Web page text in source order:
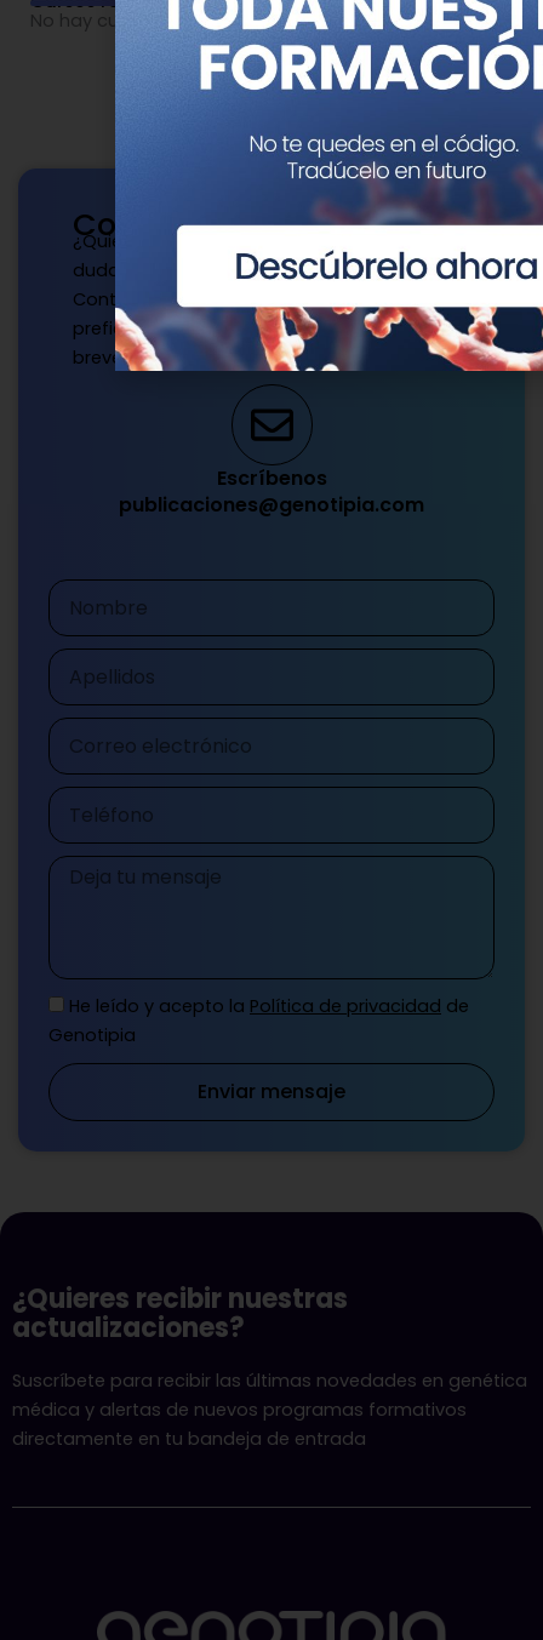
No hay cursos relacionados o imágenes disponibles.
Contacto
¿Quieres publicar con nosotros? ¿Tienes
dudas?
Contacta con nosotros de la manera que
prefieras y te responderemos a la mayor
brevedad.
Escríbenos
publicaciones@genotipia.com
Nombre
Apellidos
Correo
electrónico
Teléfono
Mensaje
He leído y acepto la Política de privacidad de
Genotipia
Enviar mensaje
¿Quieres recibir nuestras
actualizaciones?
Suscríbete para recibir las últimas novedades en genética
médica y alertas de nuevos programas formativos
directamente en tu bandeja de entrada